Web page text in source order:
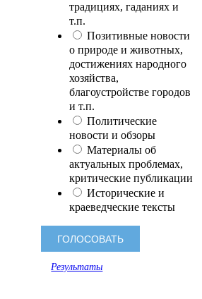
традициях, гаданиях и
т.п.
Позитивные новости
о природе и животных,
достижениях народного
хозяйства,
благоустройстве городов
и т.п.
Политические
новости и обзоры
Материалы об
актуальных проблемах,
критические публикации
Исторические и
краеведческие тексты
Результаты